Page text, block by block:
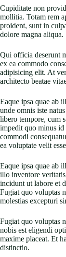
Cupiditate non
mollitia. Totam rem
proident, sunt in
dolore magna aliqua.
Qui officia deserunt
ex ea commodo
adipisicing elit. At
architecto beatae
Eaque ipsa quae ab
unde omnis iste
libero tempore, cum
impedit quo minus
commodi
ea voluptate velit
Eaque ipsa quae ab
illo inventore
incidunt ut labore et
Fugiat quo voluptas
molestias excepturi
Fugiat quo voluptas
nobis est eligendi
maxime placeat. Et
distinctio.